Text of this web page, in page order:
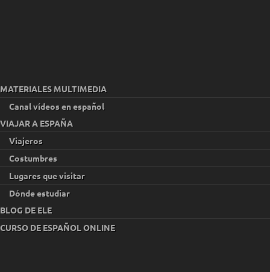
MATERIALES MULTIMEDIA
Canal vídeos en español
VIAJAR A ESPAÑA
Viajeros
Costumbres
Lugares que visitar
Dónde estudiar
BLOG DE ELE
CURSO DE ESPAÑOL ONLINE